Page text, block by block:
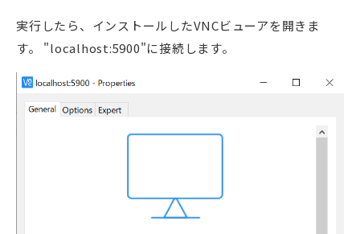
実行したら、インストールしたVNCビューアを開きま
す。 "localhost:5900"に接続します。